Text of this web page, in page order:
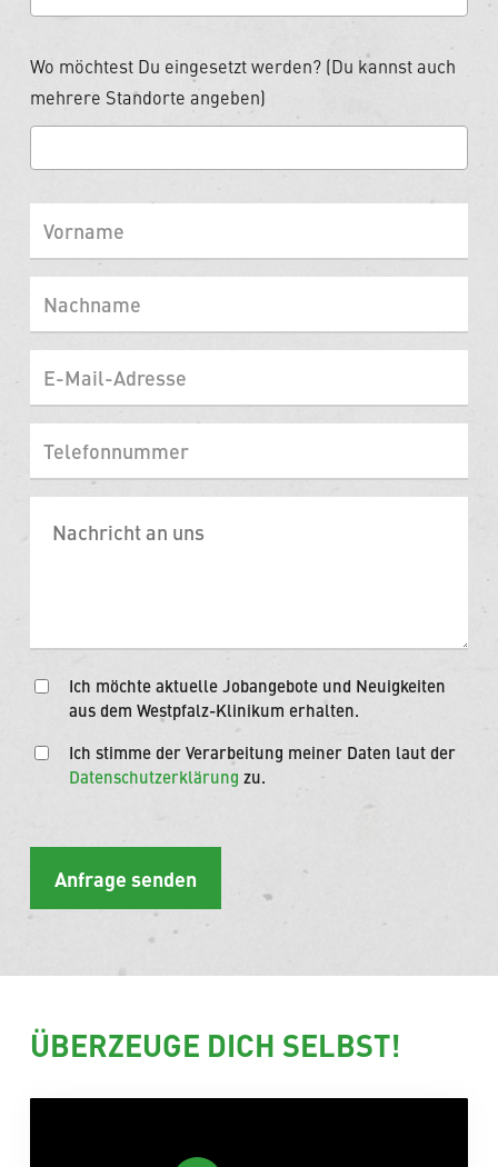
Wo möchtest Du eingesetzt werden? (Du kannst auch
mehrere Standorte angeben)
Ich möchte aktuelle Jobangebote und Neuigkeiten
aus dem Westpfalz-Klinikum erhalten.
Ich stimme der Verarbeitung meiner Daten laut der
Datenschutzerklärung zu.
ÜBERZEUGE DICH SELBST!